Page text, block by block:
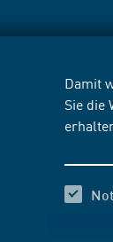
Damit
Sie die